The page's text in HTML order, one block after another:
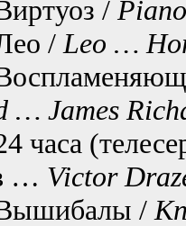
/
/Leo …
… James
часа
… Victor
/